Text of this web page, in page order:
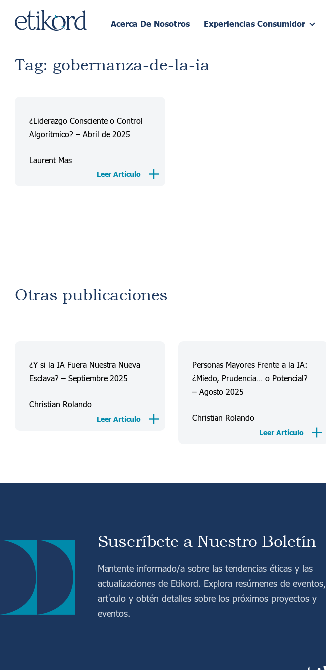
Acerca De Nosotros Experiencias Consumidor
Tag: gobernanza-de-la-ia
¿Liderazgo Consciente o Control
Algorítmico? – Abril de 2025
Laurent Mas
Leer Artículo
Otras publicaciones
¿Y si la IA Fuera Nuestra Nueva
Esclava? – Septiembre 2025
Christian Rolando
Leer Artículo
Personas Mayores Frente a la IA:
¿Miedo, Prudencia… o Potencial?
– Agosto 2025
Christian Rolando
Leer Artículo
Suscríbete a Nuestro Boletín
Mantente informado/a sobre las tendencias éticas y las
actualizaciones de Etikord. Explora resúmenes de eventos,
artículo y obtén detalles sobre los próximos proyectos y
eventos.